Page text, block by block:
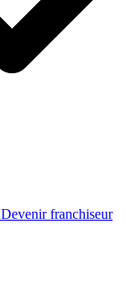
Devenir franchiseur